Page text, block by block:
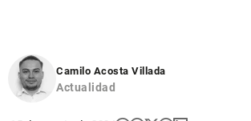
Camilo Acosta Villada
Actualidad